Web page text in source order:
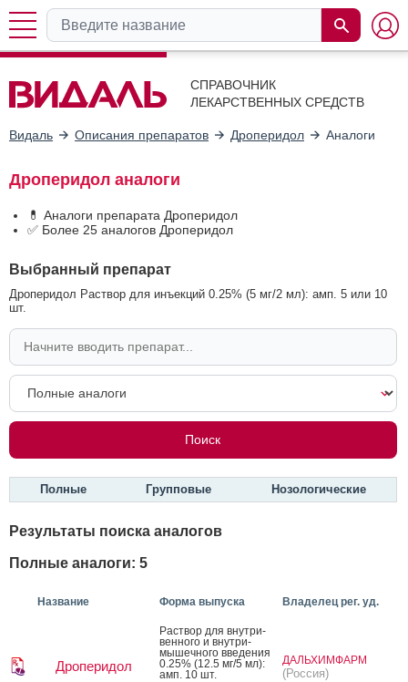
СПРАВОЧНИК
ЛЕКАРСТВЕННЫХ СРЕДСТВ
Видаль Описания препаратов Дроперидол Аналоги
Дроперидол аналоги
💊 Аналоги препарата Дроперидол
✅ Более 25 аналогов Дроперидол
Выбранный препарат
Дроперидол Раствор для инъекций 0.25% (5 мг/2 мл): амп. 5 или 10
шт.
Полные Групповые Нозологические
Результаты поиска аналогов
Полные аналоги: 5
Название Форма выпуска Владелец рег. уд.
Дроперидол
Рас­твор для внут­ри­
вен­но­го и внут­ри­
мышеч­но­го вве­дения
0.25% (12.5 мг/5 мл):
амп. 10 шт.
ДАЛЬХИМФАРМ
(Россия)